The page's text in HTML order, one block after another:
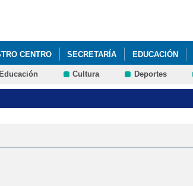
CENTRO SECRETARÍA EDUCACIÓN
Educación Cultura Deportes